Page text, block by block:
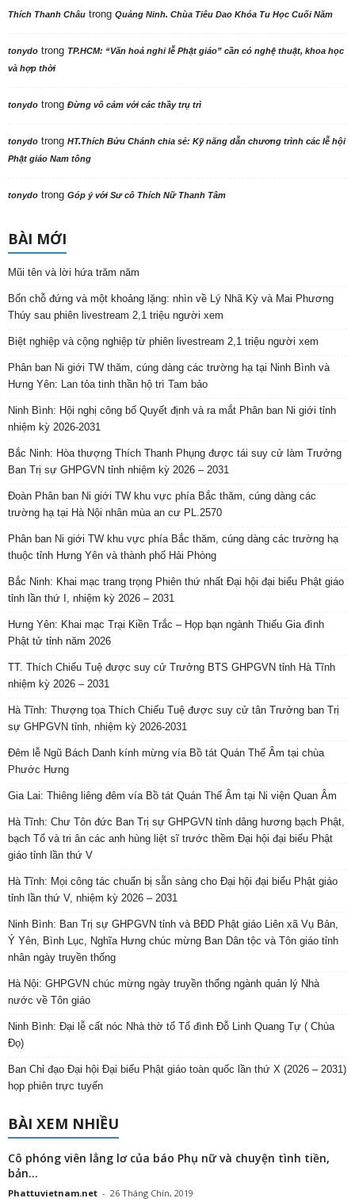
Thích Thanh Châu trong Quảng Ninh. Chùa Tiêu Dao Khóa Tu Học Cuối Năm
tonydo trong TP.HCM: “Văn hoá nghi lễ Phật giáo” cần có nghệ thuật, khoa học
và hợp thời
tonydo trong Đừng vô cảm với các thầy trụ trì
tonydo trong HT.Thích Bửu Chánh chia sẻ: Kỹ năng dẫn chương trình các lễ hội
Phật giáo Nam tông
tonydo trong Góp ý với Sư cô Thích Nữ Thanh Tâm
BÀI MỚI
Mũi tên và lời hứa trăm năm
Bốn chỗ đứng và một khoảng lặng: nhìn về Lý Nhã Kỳ và Mai Phương
Thúy sau phiên livestream 2,1 triệu người xem
Biệt nghiệp và cộng nghiệp từ phiên livestream 2,1 triệu người xem
Phân ban Ni giới TW thăm, cúng dàng các trường hạ tại Ninh Bình và
Hưng Yên: Lan tỏa tinh thần hộ trì Tam bảo
Ninh Bình: Hội nghị công bố Quyết định và ra mắt Phân ban Ni giới tỉnh
nhiệm kỳ 2026-2031
Bắc Ninh: Hòa thượng Thích Thanh Phụng được tái suy cử làm Trưởng
Ban Trị sự GHPGVN tỉnh nhiệm kỳ 2026 – 2031
Đoàn Phân ban Ni giới TW khu vực phía Bắc thăm, cúng dàng các
trường hạ tại Hà Nội nhân mùa an cư PL.2570
Phân ban Ni giới TW khu vực phía Bắc thăm, cúng dàng các trường hạ
thuộc tỉnh Hưng Yên và thành phố Hải Phòng
Bắc Ninh: Khai mạc trang trọng Phiên thứ nhất Đại hội đại biểu Phật giáo
tỉnh lần thứ I, nhiệm kỳ 2026 – 2031
Hưng Yên: Khai mạc Trại Kiền Trắc – Họp bạn ngành Thiếu Gia đình
Phật tử tỉnh năm 2026
TT. Thích Chiếu Tuệ được suy cử Trưởng BTS GHPGVN tỉnh Hà Tĩnh
nhiệm kỳ 2026 – 2031
Hà Tĩnh: Thượng tọa Thích Chiếu Tuệ được suy cử tân Trưởng ban Trị
sự GHPGVN tỉnh, nhiệm kỳ 2026-2031
Đêm lễ Ngũ Bách Danh kính mừng vía Bồ tát Quán Thế Âm tại chùa
Phước Hưng
Gia Lai: Thiêng liêng đêm vía Bồ tát Quán Thế Âm tại Ni viện Quan Âm
Hà Tĩnh: Chư Tôn đức Ban Trị sự GHPGVN tỉnh dâng hương bạch Phật,
bạch Tổ và tri ân các anh hùng liệt sĩ trước thềm Đại hội đại biểu Phật
giáo tỉnh lần thứ V
Hà Tĩnh: Mọi công tác chuẩn bị sẵn sàng cho Đại hội đại biểu Phật giáo
tỉnh lần thứ V, nhiệm kỳ 2026 – 2031
Ninh Bình: Ban Trị sự GHPGVN tỉnh và BĐD Phật giáo Liên xã Vụ Bản,
Ý Yên, Bình Lục, Nghĩa Hưng chúc mừng Ban Dân tộc và Tôn giáo tỉnh
nhân ngày truyền thống
Hà Nội: GHPGVN chúc mừng ngày truyền thống ngành quản lý Nhà
nước về Tôn giáo
Ninh Bình: Đại lễ cất nóc Nhà thờ tổ Tổ đình Đỗ Linh Quang Tự ( Chùa
Đọ)
Ban Chỉ đạo Đại hội Đại biểu Phật giáo toàn quốc lần thứ X (2026 – 2031)
họp phiên trực tuyến
BÀI XEM NHIỀU
Cô phóng viên lẳng lơ của báo Phụ nữ và chuyện tình tiền,
bản...
Phattuvietnam.net - 26 Tháng Chín, 2019